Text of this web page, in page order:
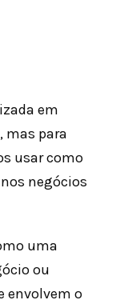
em
mas para
usar como
negócios
uma
ou
envolvem o